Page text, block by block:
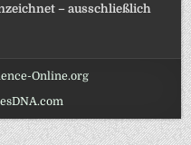
– ausschließlich
Online.org